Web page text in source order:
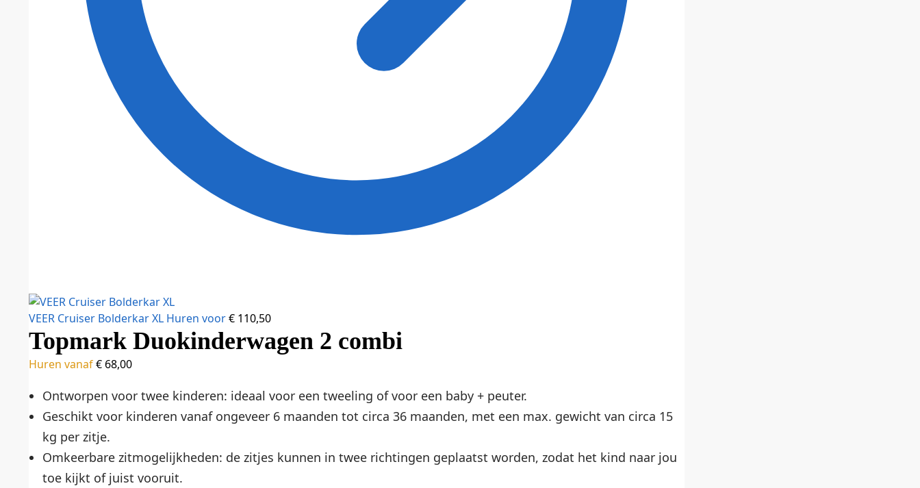
VEER Cruiser Bolderkar XL Huren voor€110,50
Topmark Duokinderwagen 2 combi
Huren vanaf€68,00
Ontworpen voor twee kinderen: ideaal voor een tweeling of voor een baby + peuter.
Geschikt voor kinderen vanaf ongeveer 6 maanden tot circa 36 maanden, met een max. gewicht van circa 15
kg per zitje.
Omkeerbare zitmogelijkheden: de zitjes kunnen in twee richtingen geplaatst worden, zodat het kind naar jou
toe kijkt of juist vooruit.